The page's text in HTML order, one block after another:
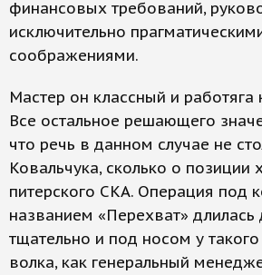
финансовых требований,
исключительно
соображениями.
Мастер он классный и работяга
Все остальное решающего
что речь в данном случае не
Ковальчука, сколько о позиции
питерского СКА. Операция под
названием «Перехват» длилась
тщательно и под носом у
волка, как генеральный